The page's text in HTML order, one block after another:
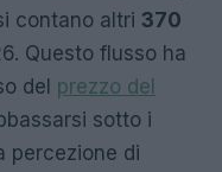
contano altri 370
Questo flusso ha
del prezzo del
sotto i
percezione di